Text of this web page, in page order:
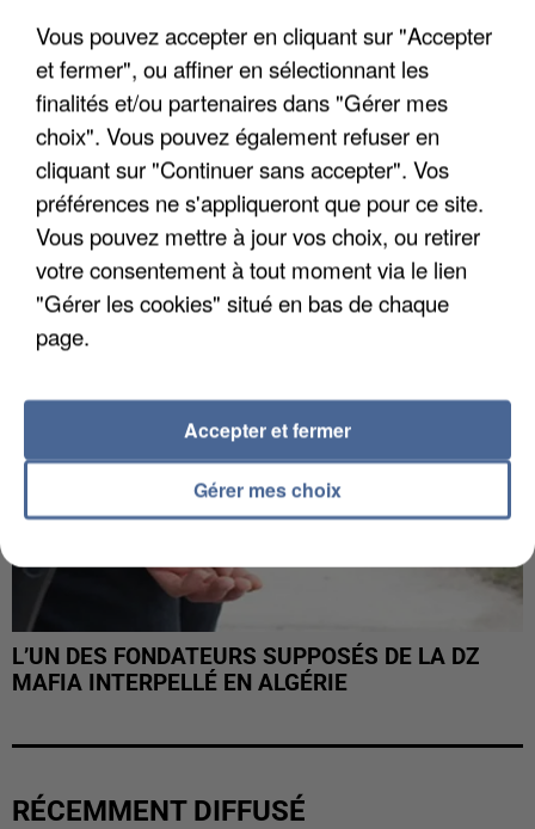
APRÈS TOUTES CES CANICULES, LES REFUGES
DE FAUNE SAUVAGE SONT...
L’UN DES FONDATEURS SUPPOSÉS DE LA DZ
MAFIA INTERPELLÉ EN ALGÉRIE
RÉCEMMENT DIFFUSÉ
Vous pouvez accepter en cliquant sur "Accepter
et fermer", ou affiner en sélectionnant les
finalités et/ou partenaires dans "Gérer mes
choix". Vous pouvez également refuser en
cliquant sur "Continuer sans accepter". Vos
préférences ne s'appliqueront que pour ce site.
Vous pouvez mettre à jour vos choix, ou retirer
votre consentement à tout moment via le lien
"Gérer les cookies" situé en bas de chaque
page.
Gérer mes choix
Accepter et fermer